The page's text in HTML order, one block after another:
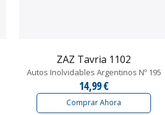
ZAZ Tavria 1102
Autos Inolvidables Argentinos Nº 195
14,99 €
Comprar Ahora